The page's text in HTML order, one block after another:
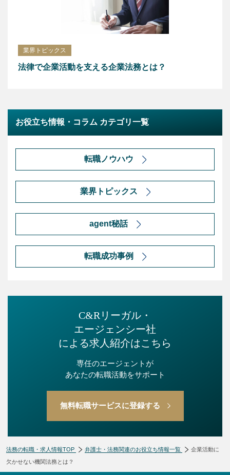
業界トピックス
法律で企業活動を支える企業法務とは？
お役立ち情報・コラム カテゴリ一覧
転職ノウハウ
業界トピックス
agent秘話
転職成功事例
C&Rリーガル・
エージェンシー社
による求人紹介はこちら
専任のエージェントが
あなたの転職活動をサポート
無料転職サービスに登録する
法務の転職・求人情報TOP 弁護士・法務関連のお役立ち情報一覧
企業活動に
欠かせない機関法務とは？